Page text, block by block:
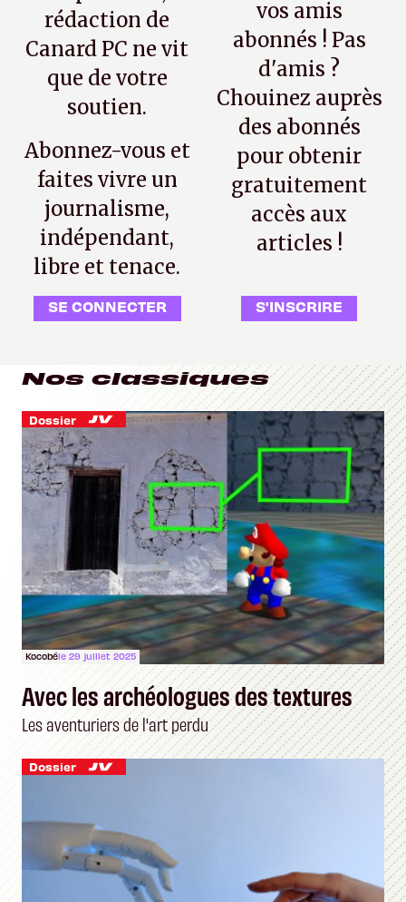
rédaction de
Canard PC ne vit
que de votre
soutien.
Abonnez-vous et
faites vivre un
journalisme,
indépendant,
libre et tenace.
SE CONNECTER
vos amis
abonnés ! Pas
d'amis ?
Chouinez auprès
des abonnés
pour obtenir
gratuitement
accès aux
articles !
S'INSCRIRE
Nos classiques
Dossier
Kocobéle 29 juillet 2025
Avec les archéologues des textures
Les aventuriers de l'art perdu
Dossier